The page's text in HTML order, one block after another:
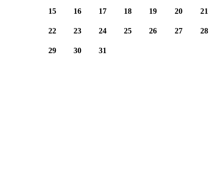
15 16 17 18 19 20 21
22 23 24 25 26 27 28
29 30 31